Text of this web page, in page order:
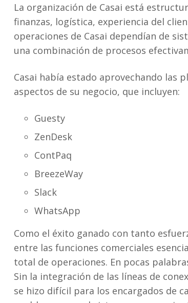
La organización de Casai está
finanzas, logística, experiencia del
operaciones de Casai dependían de
una combinación de procesos
Casai había estado aprovechando
aspectos de su negocio, que incluyen:
Guesty
ZenDesk
ContPaq
BreezeWay
Slack
WhatsApp
Como el éxito ganado con tanto
entre las funciones comerciales
total de operaciones. En pocas
Sin la integración de las líneas de
se hizo difícil para los encargados de